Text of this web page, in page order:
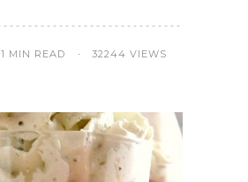
1 MIN READ 32244 VIEWS